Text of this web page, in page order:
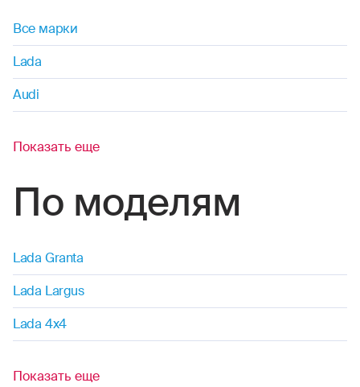
Все марки
Lada
Audi
Показать еще
По моделям
Lada Granta
Lada Largus
Lada 4x4
Показать еще